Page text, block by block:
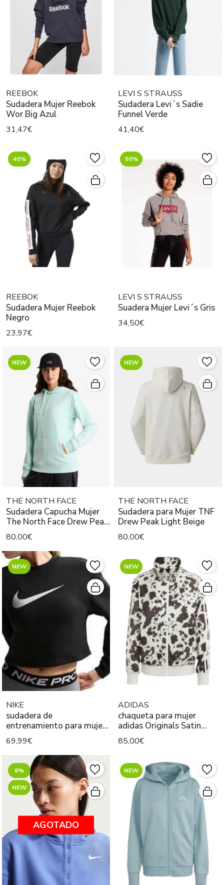
REEBOK
Sudadera Mujer Reebok
Wor Big Azul
31,47€
LEVI S STRAUSS
Sudadera Levi´s Sadie
Funnel Verde
41,40€
40%
REEBOK
Sudadera Mujer Reebok
Negro
23,97€
50%
LEVI S STRAUSS
Suadera Mujer Levi´s Gris
34,50€
NEW
THE NORTH FACE
Sudadera Capucha Mujer
The North Face Drew Peak
Verde
80,00€
NEW
THE NORTH FACE
Sudadera para Mujer TNF
Drew Peak Light Beige
80,00€
NEW
NIKE
sudadera de
entrenamiento para mujer
Nike Pro Dri-FIT
69,99€
NEW
ADIDAS
chaqueta para mujer
adidas Originals Satin
Track Top
85,00€
8%
NEW
AGOTADO
NEW